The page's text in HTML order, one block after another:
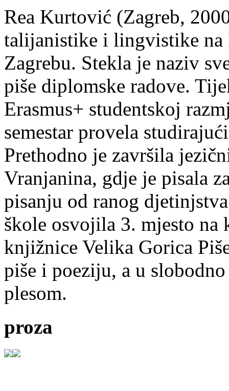
Rea Kurtović (Zagreb,
talijanistike i lingvistike
Zagrebu. Stekla je naziv
piše diplomske radove.
Erasmus+ studentskoj
semestar provela
Prethodno je završila
Vranjanina, gdje je pisala
pisanju od ranog
škole osvojila 3. mjesto na
knjižnice Velika Gorica
piše i poeziju, a u
plesom.
proza